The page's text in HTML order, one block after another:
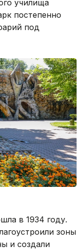
училища
постепенно
под
в 1934 году.
зоны
и создали